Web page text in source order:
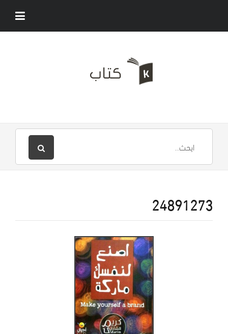
24891273